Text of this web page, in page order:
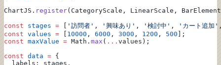
ChartJS. register(CategoryScale, LinearScale,
const stages = '訪問者' , '興味あり' , '検討中' , 'カート追加'
const values = 10000 , 6000 , 3000 , 1200 , 500 ];
const maxValue = Math. max ( ... values);
const data = {
  labels: stages,